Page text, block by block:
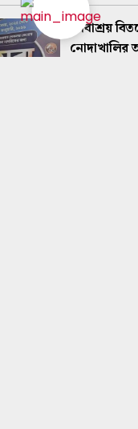
সেবাশ্রয়
নোদাখালির